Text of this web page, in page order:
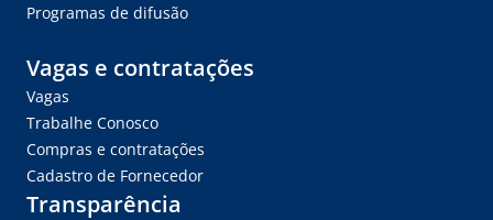
Programas de difusão
Vagas e contratações
Vagas
Trabalhe Conosco
Compras e contratações
Cadastro de Fornecedor
Transparência